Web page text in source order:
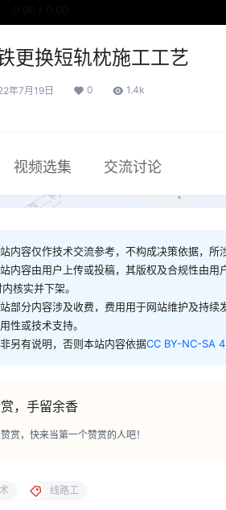
更换短轨枕施工工艺
年7月19日 0 1.4k
视频选集 交流讨论
内容仅作技术交流参考，不构成决策依据，所
内容由用户上传或投稿，其版权及合规性由
核实并下架。
部分内容涉及收费，费用用于网站维护及持
性或技术支持。
另有说明，否则本站内容依据CC BY-NC-SA
，手留余香
赏，快来当第一个赞赏的人吧！
线路工